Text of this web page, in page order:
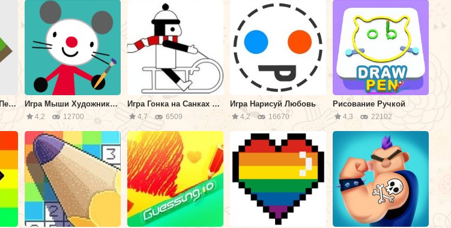
Игра Нарисуй Свой Персонаж Игра Мыши Художники: Книга Раскрасок
4,2 12700
Игра Гонка на Санках по Линии
4,7 6509
Игра Нарисуй Любовь
4,2 16670
Рисование Ручкой
4,3 22102